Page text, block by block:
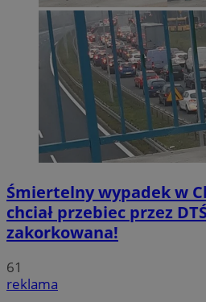
Śmiertelny wypadek w
chciał przebiec przez
zakorkowana!
61
reklama